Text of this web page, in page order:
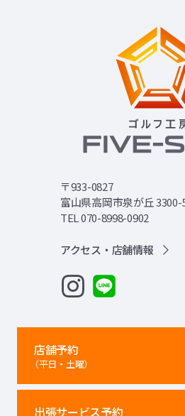
〒933-0827
富山県高岡市泉が丘
TEL 070-8998-0902
アクセス・店舗情報
店舗予約
（平日・土曜）
出張サービス予約